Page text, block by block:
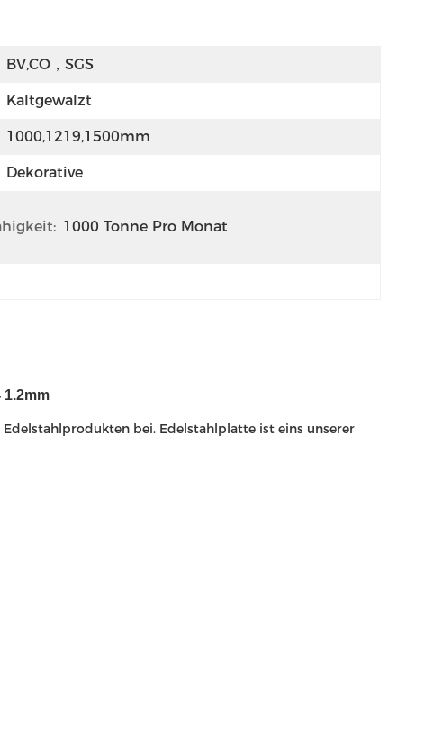
BV,CO，SGS
Kaltgewalzt
1000,1219,1500mm
Dekorative
1000 Tonne Pro Monat
bei. Edelstahlplatte ist eins unserer